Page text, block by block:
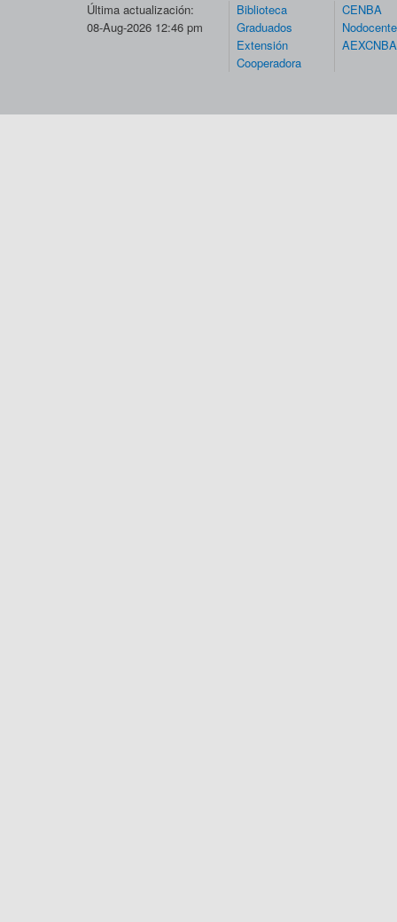
Última actualización:
08-Aug-2026 12:46 pm
Biblioteca
Graduados
Extensión
Cooperadora
CENBA
AEXCNBA